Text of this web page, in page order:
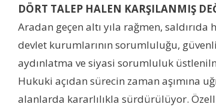
DÖRT TALEP HALEN KARŞILANMIŞ
Aradan geçen altı yıla rağmen,
devlet kurumlarının sorumluluğu,
aydınlatma ve siyasi sorumluluk
Hukuki açıdan sürecin zaman aşımına
alanlarda kararlılıkla sürdürülüyor.